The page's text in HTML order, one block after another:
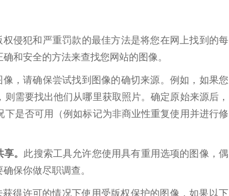
侵犯和严重罚款的最佳方法是将您在网上找到的每
和安全的方法来查找您网站的图像。
，请确保尝试找到图像的确切来源。例如，如果您
需要找出他们从哪里获取照片。确定原始来源后，
是否可用（例如标记为非商业性重复使用并进行修
。 此搜索工具允许您使用具有重用选项的图像，偶
保你做尽职调查。
获得许可的情况下使用受版权保护的图像，如果以下